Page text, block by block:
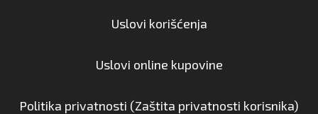
Uslovi korišćenja
Uslovi online kupovine
Politika privatnosti (Zaštita privatnosti korisnika)